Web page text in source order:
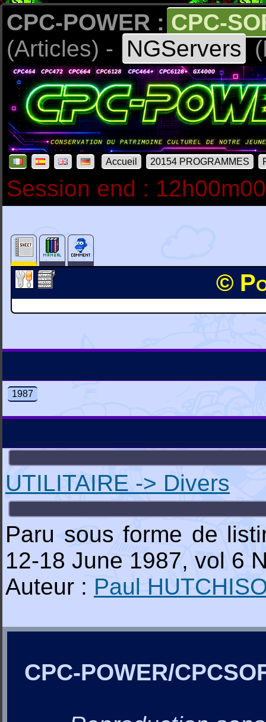
CPC-POWER : CPC-
(Articles) -
NGServers
Accueil 20154 PROGRAMMES
Session end :
©
1987
UTILITAIRE -> Divers
Paru sous forme de
12-18 June 1987, vol 6
Auteur : Paul
CPC-POWER/